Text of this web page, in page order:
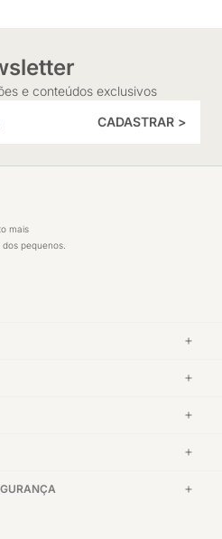
e conteúdos exclusivos
CADASTRAR >
mais
pequenos.